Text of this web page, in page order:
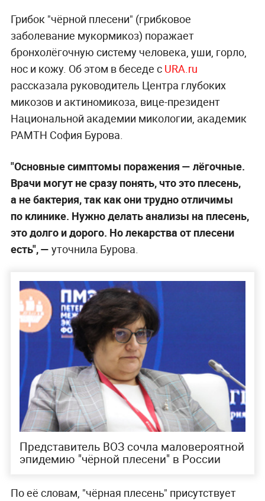
Грибок "чёрной плесени" (грибковое
заболевание мукормикоз) поражает
бронхолёгочную систему человека, уши, горло,
нос и кожу. Об этом в беседе с URA.ru
рассказала руководитель Центра глубоких
микозов и актиномикоза, вице-президент
Национальной академии микологии, академик
РАМТН София Бурова.
"Основные симптомы поражения — лёгочные.
Врачи могут не сразу понять, что это плесень,
а не бактерия, так как они трудно отличимы
по клинике. Нужно делать анализы на плесень,
это долго и дорого. Но лекарства от плесени
есть", — уточнила Бурова.
Представитель ВОЗ сочла маловероятной
эпидемию "чёрной плесени" в России
По её словам, "чёрная плесень" присутствует